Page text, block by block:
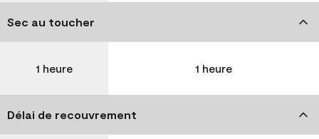
Sec au toucher
1 heure 1 heure
Délai de recouvrement